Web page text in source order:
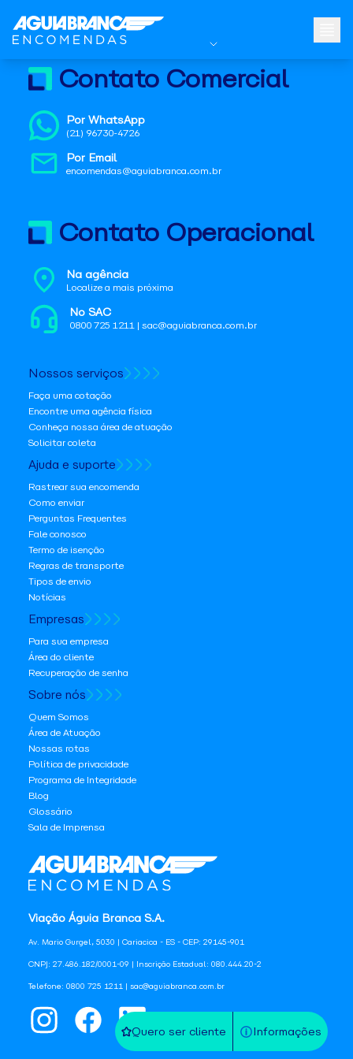
Quero ser cliente Informações
Viação Águia Branca S.A.
Av. Mario Gurgel, 5030 | Cariacica - ES - CEP: 29145-901
CNPJ: 27.486.182/0001-09 | Inscrição Estadual: 080.444.20-2
Telefone: 0800 725 1211 | sac@aguiabranca.com.br
Contato Comercial
Por WhatsApp
(21) 96730-4726
Por Email
encomendas@aguiabranca.com.br
Contato Operacional
Na agência
Localize a mais próxima
No SAC
0800 725 1211 | sac@aguiabranca.com.br
Nossos serviços
Faça uma cotação
Encontre uma agência física
Conheça nossa área de atuação
Solicitar coleta
Ajuda e suporte
Rastrear sua encomenda
Como enviar
Perguntas Frequentes
Fale conosco
Termo de isenção
Regras de transporte
Tipos de envio
Notícias
Empresas
Para sua empresa
Área do cliente
Recuperação de senha
Sobre nós
Quem Somos
Área de Atuação
Nossas rotas
Política de privacidade
Programa de Integridade
Blog
Glossário
Sala de Imprensa